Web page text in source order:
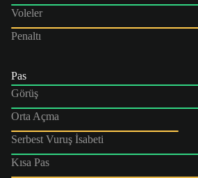
Voleler
Penaltı
Pas
Görüş
Orta Açma
Serbest Vuruş İsabeti
Kısa Pas